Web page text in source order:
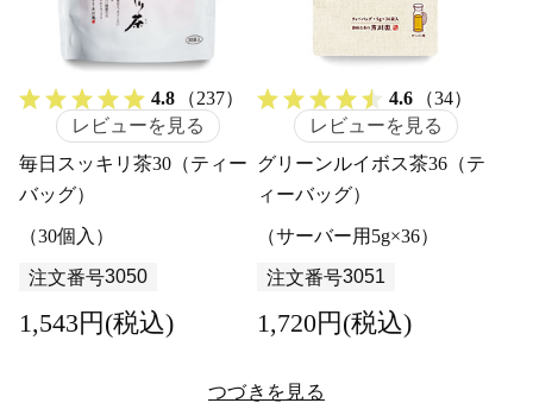
4.8
（237）
レビューを見る
毎日スッキリ茶30（ティー
バッグ）
（30個入）
注文番号3050
1,543円(税込)
4.6
（34）
レビューを見る
グリーンルイボス茶36（テ
ィーバッグ）
（サーバー用5g×36）
注文番号3051
1,720円(税込)
つづきを見る